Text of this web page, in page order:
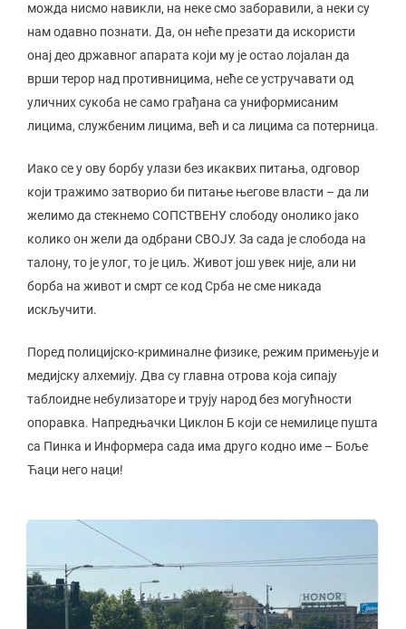
можда нисмо навикли, на неке смо заборавили, а неки су
нам одавно познати. Да, он неће презати да искористи
онај део државног апарата који му је остао лојалан да
врши терор над противницима, неће се устручавати од
уличних сукоба не само грађана са униформисаним
лицима, службеним лицима, већ и са лицима са потерница.
Иако се у ову борбу улази без икаквих питања, одговор
који тражимо затворио би питање његове власти – да ли
желимо да стекнемо СОПСТВЕНУ слободу онолико јако
колико он жели да одбрани СВОЈУ. За сада је слобода на
талону, то је улог, то је циљ. Живот још увек није, али ни
борба на живот и смрт се код Срба не сме никада
искључити.
Поред полицијско-криминалне физике, режим примењује и
медијску алхемију. Два су главна отрова која сипају
таблоидне небулизаторе и трују народ без могућности
опоравка. Напредњачки Циклон Б који се немилице пушта
са Пинка и Информера сада има друго кодно име – Боље
Ћаци него наци!